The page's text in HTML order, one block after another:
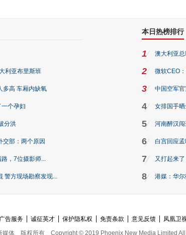
利亚布里斯班
多高 车厢内缺氧
个孕妇
分洪
交部：两个原因
，7位摄影师...
警方现场勘察发现...
本日热榜排行
1 澳大利亚
2 微软CEO
3 中国空军
4 女排国手
5 河南醉汉
6 白宫回应
7 又打起来
8 港媒：华尔
广告服务 诚征英才 保护隐私权 免责条款 意见反馈 凤凰卫
媒体
版权所有 Copyright © 2019 Phoenix New Media Limited